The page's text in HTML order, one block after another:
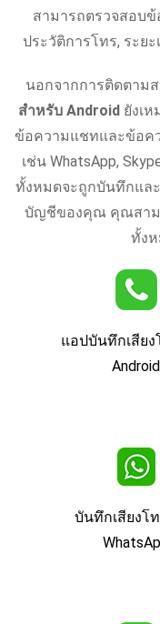
สามารถตรวจสอบข้
ประวัติการโทร, ระย
นอกจากการติดตาม
สำหรับ Androidยังเห
ข้อความแชทและข้อค
เช่น WhatsApp,
ทั้งหมดจะถูกบันทึกแล
บัญชีของคุณ คุณสาม
ทั้งห
แอปบันทึกเสีย
Android
บันทึกเสียงโ